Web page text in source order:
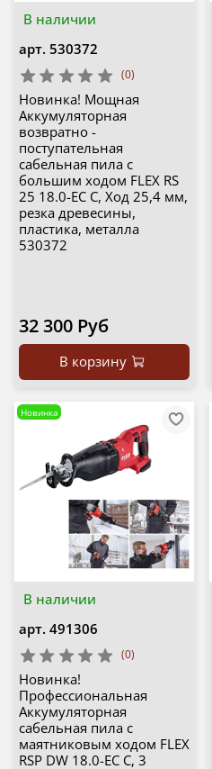
В наличии
арт. 530372
(0)
Новинка! Мощная
Аккумуляторная
возвратно -
поступательная
сабельная пила с
большим ходом FLEX RS
25 18.0-EC C, Ход 25,4 мм,
резка древесины,
пластика, металла
530372
32 300 Руб
В корзину
В наличии
Новинка
арт. 491306
(0)
Новинка!
Профессиональная
Аккумуляторная
сабельная пила с
маятниковым ходом FLEX
RSP DW 18.0-EC C, 3